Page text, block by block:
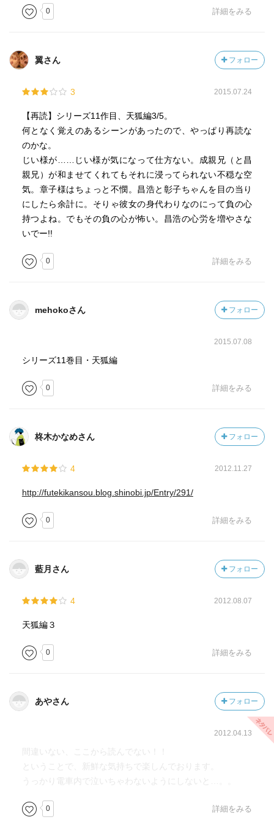
0 詳細をみる
翼さん フォロー
3 2015.07.24
【再読】シリーズ11作目、天狐編3/5。
何となく覚えのあるシーンがあったので、やっぱり再読な
のかな。
じい様が……じい様が気になって仕方ない。成親兄（と昌
親兄）が和ませてくれてもそれに浸ってられない不穏な空
気。章子様はちょっと不憫。昌浩と彰子ちゃんを目の当り
にしたら余計に。そりゃ彼女の身代わりなのにって負の心
持つよね。でもその負の心が怖い。昌浩の心労を増やさな
いでー!!
0 詳細をみる
mehokoさん フォロー
2015.07.08
シリーズ11巻目・天狐編
0 詳細をみる
柊木かなめさん フォロー
4 2012.11.27
http://futekikansou.blog.shinobi.jp/Entry/291/
0 詳細をみる
藍月さん フォロー
4 2012.08.07
天狐編３
0 詳細をみる
あやさん フォロー
2012.04.13
間違いない、ここから読んでない！！
ということで、新鮮な気持ちで楽しんでおります。
うっかり電車内で泣いちゃわないようにしないと…。。
0 詳細をみる